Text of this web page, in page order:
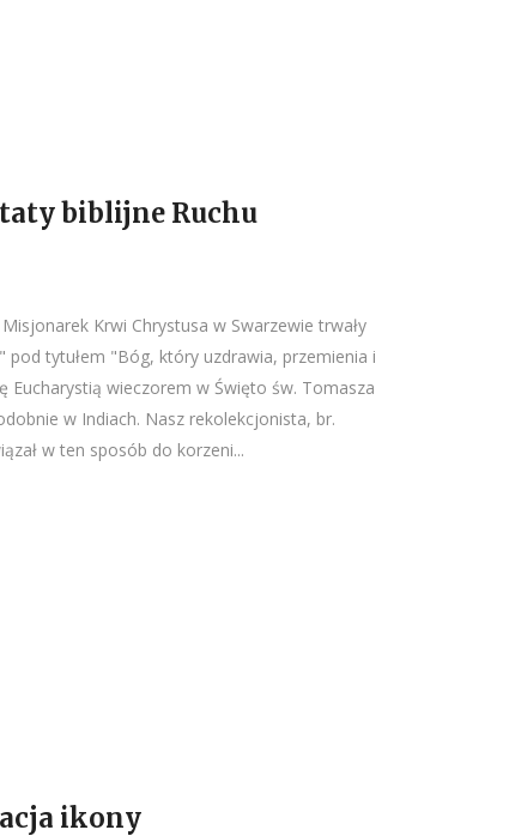
biblijne Ruchu
Krwi Chrystusa w Swarzewie trwały
pod tytułem "Bóg, który uzdrawia, przemienia i
Eucharystią wieczorem w Święto św. Tomasza
w Indiach. Nasz rekolekcjonista, br.
w ten sposób do korzeni...
ikony